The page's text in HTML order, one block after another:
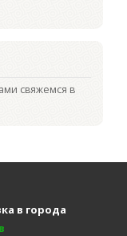
свяжемся в
в города